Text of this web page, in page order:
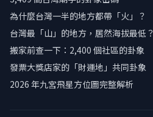
為什麼台灣一半的地方都帶「火」？
台灣最「山」的地方，居然海拔最低？
搬家前查一下：2,400 個社區的卦象
發票大獎店家的「財運地」共同卦象
2026 年九宮飛星方位圖完整解析